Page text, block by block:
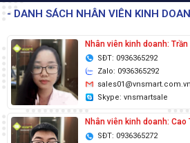
- DANH SÁCH NHÂN VIÊN KINH
Nhân viên kinh doanh: Trần
SĐT: 0936365292
Zalo: 0936365292
sales01@vnsmart.com.vn
Skype: vnsmartsale
Nhân viên kinh doanh: Cao
SĐT: 0936365272